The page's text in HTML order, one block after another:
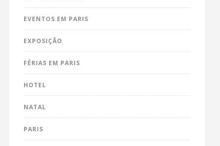
EVENTOS EM PARIS
EXPOSIÇÃO
FÉRIAS EM PARIS
HOTEL
NATAL
PARIS